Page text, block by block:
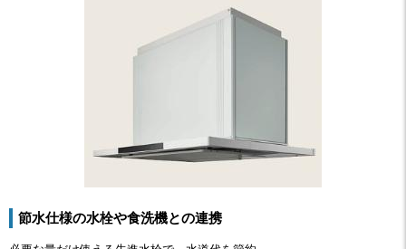
節水仕様の水栓や食洗機との連携